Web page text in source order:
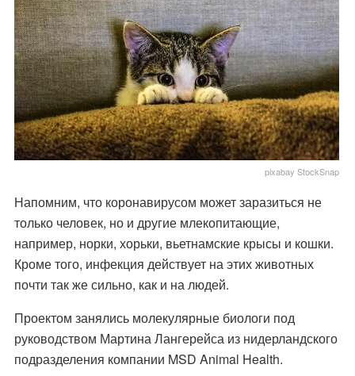
pixabay StockSnap
Напомним, что коронавирусом может заразиться не
только человек, но и другие млекопитающие,
например, норки, хорьки, вьетнамские крысы и кошки.
Кроме того, инфекция действует на этих животных
почти так же сильно, как и на людей.
Проектом занялись молекулярные биологи под
руководством Мартина Лангерейса из нидерландского
подразделения компании MSD Animal Health.